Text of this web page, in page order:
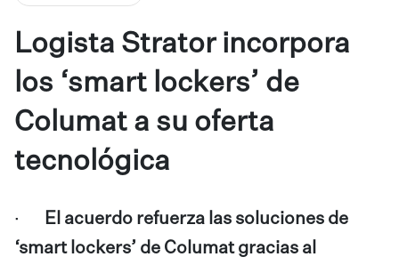
Logista Strator incorpora
los ‘smart lockers’ de
Columat a su oferta
tecnológica
·
El acuerdo refuerza las soluciones de
‘smart lockers’ de Columat gracias al